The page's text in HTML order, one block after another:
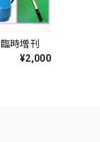
時増刊
¥2,000